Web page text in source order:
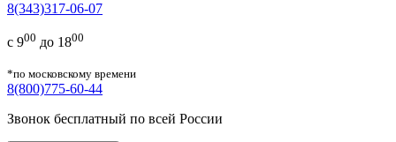
8(343)317-06-07
с 900 до 1800
*по московскому времени
8(800)775-60-44
Звонок бесплатный по всей России